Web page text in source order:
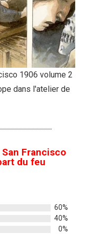
1906 volume 2
dans l'atelier de
San Francisco
du feu
60%
40%
0%